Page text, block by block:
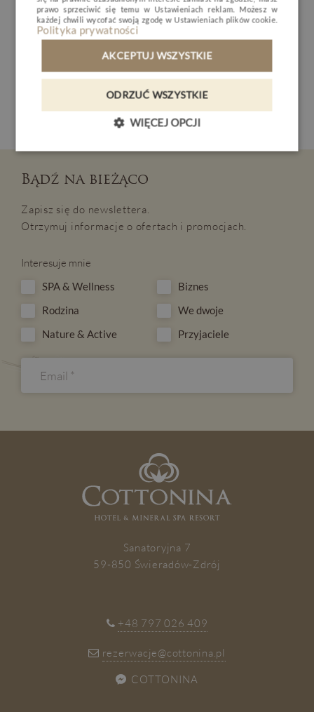
BIZNES
GALERIA
KONTAKT
REZERWACJA
Czas trwania: 50 minut, cena: 170 zł
Bądź na bieżąco
Zapisz się do newslettera.
Otrzymuj informacje o ofertach i promocjach.
Interesuje mnie
SPA & Wellness
Biznes
Rodzina
We dwoje
Nature & Active
Przyjaciele
ZAPISZ SIĘ
Sanatoryjna 7
59-850 Świeradów-Zdrój
+48 797 026 409
rezerwacje@cottonina.pl
COTTONINA
prawo sprzeciwić się temu w Ustawieniach reklam. Możesz w
każdej chwili wycofać swoją zgodę w Ustawieniach plików cookie
Polityka prywatności
AKCEPTUJ WSZYSTKIE
ODRZUĆ WSZYSTKIE
WIĘCEJ OPCJI